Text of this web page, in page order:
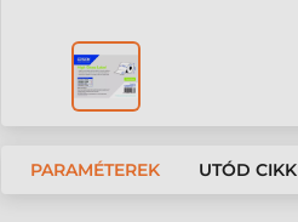
PARAMÉTEREK UTÓD CIKK